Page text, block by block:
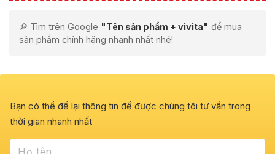
🔎 Tìm trên Google "Tên sản phẩm + vivita" để mua
sản phẩm chính hãng nhanh nhất nhé!
Bạn có thể để lại thông tin để được chúng tôi tư vấn trong
thời gian nhanh nhất